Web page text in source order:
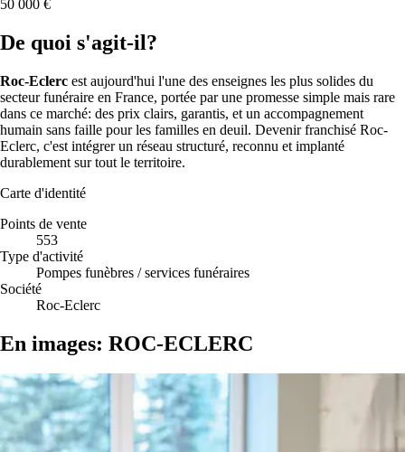
50 000 €
De quoi s'agit-il?
Roc-Eclerc est aujourd'hui l'une des enseignes les plus solides du
secteur funéraire en France, portée par une promesse simple mais rare
dans ce marché: des prix clairs, garantis, et un accompagnement
humain sans faille pour les familles en deuil. Devenir franchisé Roc-
Eclerc, c'est intégrer un réseau structuré, reconnu et implanté
durablement sur tout le territoire.
Carte d'identité
Points de vente
553
Type d'activité
Pompes funèbres / services funéraires
Société
Roc-Eclerc
En images: ROC-ECLERC